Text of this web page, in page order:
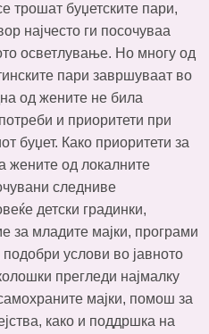
трошат буџетските пари,
најчесто ги посочуваа
осветлување. Но многу од
пари завршуваат во
од жените не била
и приоритети при
буџет. Како приоритети за
жените од локалните
следниве
детски градинки,
за младите мајки, програми
услови во јавното
прегледи најмалку
мајки, помош за
како и поддршка на